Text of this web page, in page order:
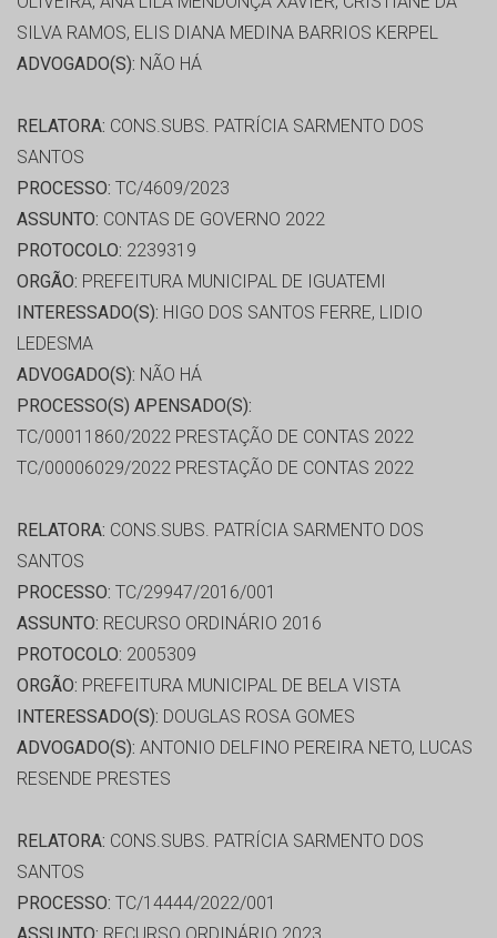
SILVA RAMOS, ELIS DIANA MEDINA BARRIOS KERPEL
ADVOGADO(S): NÃO HÁ
RELATORA: CONS.SUBS. PATRÍCIA SARMENTO DOS
SANTOS
PROCESSO: TC/4609/2023
ASSUNTO: CONTAS DE GOVERNO 2022
PROTOCOLO: 2239319
ORGÃO: PREFEITURA MUNICIPAL DE IGUATEMI
INTERESSADO(S): HIGO DOS SANTOS FERRE, LIDIO
LEDESMA
ADVOGADO(S): NÃO HÁ
PROCESSO(S) APENSADO(S):
TC/00011860/2022 PRESTAÇÃO DE CONTAS 2022
TC/00006029/2022 PRESTAÇÃO DE CONTAS 2022
RELATORA: CONS.SUBS. PATRÍCIA SARMENTO DOS
SANTOS
PROCESSO: TC/29947/2016/001
ASSUNTO: RECURSO ORDINÁRIO 2016
PROTOCOLO: 2005309
ORGÃO: PREFEITURA MUNICIPAL DE BELA VISTA
INTERESSADO(S): DOUGLAS ROSA GOMES
ADVOGADO(S): ANTONIO DELFINO PEREIRA NETO, LUCAS
RESENDE PRESTES
RELATORA: CONS.SUBS. PATRÍCIA SARMENTO DOS
SANTOS
PROCESSO: TC/14444/2022/001